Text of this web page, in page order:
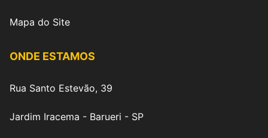
Mapa do Site
ONDE ESTAMOS
Rua Santo Estevão, 39
Jardim Iracema - Barueri - SP